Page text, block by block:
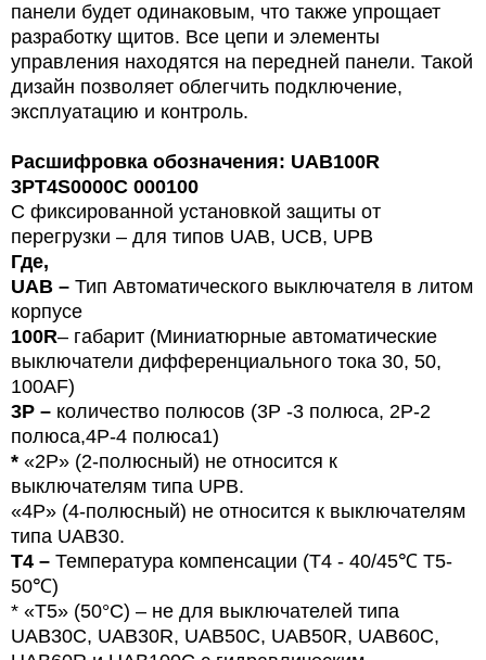
панели будет одинаковым, что также упрощает
разработку щитов. Все цепи и элементы
управления находятся на передней панели. Такой
дизайн позволяет облегчить подключение,
эксплуатацию и контроль.
Расшифровка обозначения: UAB100R
3PT4S0000C 000100
С фиксированной установкой защиты от
перегрузки – для типов UAB, UCB, UPB
Где,
UAB – Тип Автоматического выключателя в литом
корпусе
100R– габарит (Миниатюрные автоматические
выключатели дифференциального тока 30, 50,
100AF)
3P – количество полюсов (3Р -3 полюса, 2P-2
полюса,4Р-4 полюса1)
* «2P» (2-полюсный) не относится к
выключателям типа UPB.
«4P» (4-полюсный) не относится к выключателям
типа UAB30.
T4 – Температура компенсации (T4 - 40/45℃ T5-
50℃)
* «T5» (50°C) – не для выключателей типа
UAB30C, UAB30R, UAB50C, UAB50R, UAB60C,